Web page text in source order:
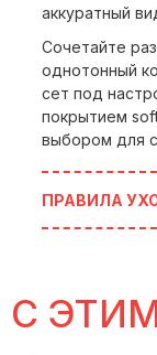
аккуратный
Сочетайте
однотонный
сет под
покрытием
выбором для
ПРАВИЛА
С